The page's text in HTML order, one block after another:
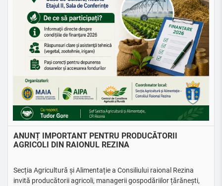
ANUNȚ IMPORTANT PENTRU PRODUCĂTORII
AGRICOLI DIN RAIONUL REZINA
Secția Agricultură și Alimentație a Consiliului raional Rezina
invită producătorii agricoli, managerii gospodăriilor țărănești,